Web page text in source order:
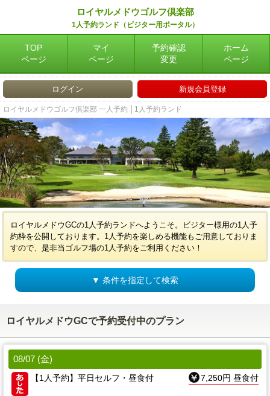
ロイヤルメドウゴルフ倶楽部
1人予約ランド（ビジター用ポータル）
TOP
ページ
マイ
ページ
予約確認
変更
ホーム
ページ
ログイン 新規会員登録
ロイヤルメドウゴルフ倶楽部 一人予約 │1人予約ランド
ロイヤルメドウGCの1人予約ランドへようこそ。ビジター様用の1人予
約枠を公開しております。1人予約を楽しめる機能もご用意しておりま
すので、是非当ゴルフ場の1人予約をご利用ください！
▼ 条件を指定して検索
ロイヤルメドウGCで予約受付中のプラン
08/07 (金)
【1人予約】平日セルフ・昼食付
7,250円 昼食付